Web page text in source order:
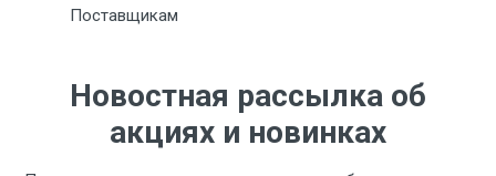
Поставщикам
Новостная рассылка об
акциях и новинках